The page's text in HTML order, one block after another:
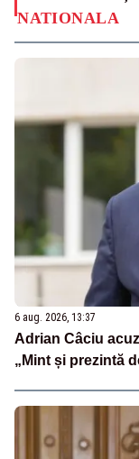
NATIONALA
6 aug. 2026, 13:37
Adrian Câciu
„Mint și prezintă